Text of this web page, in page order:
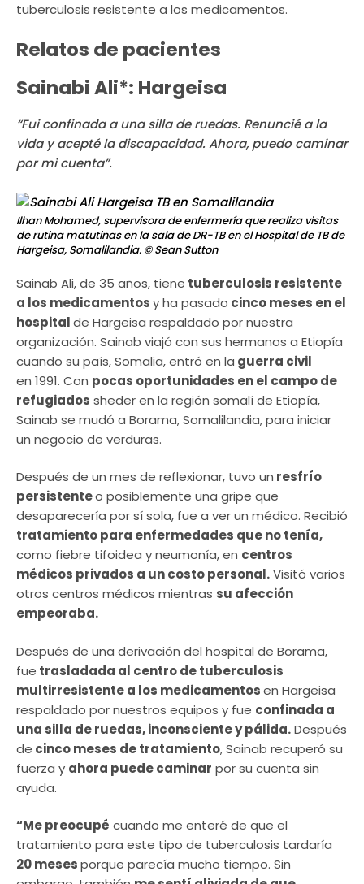
tuberculosis resistente a los medicamentos.
Relatos de pacientes
Sainabi Ali*: Hargeisa
“Fui confinada a una silla de ruedas. Renuncié a la
vida y acepté la discapacidad. Ahora, puedo caminar
por mi cuenta”.
Ilhan Mohamed, supervisora ​​de enfermería que realiza visitas
de rutina matutinas en la sala de DR-TB en el Hospital de TB de
Hargeisa, Somalilandia. © Sean Sutton
Sainab Ali, de 35 años, tiene tuberculosis resistente
a los medicamentosy ha pasado cinco meses en el
hospitalde Hargeisa respaldado por nuestra
organización. Sainab viajó con sus hermanos a Etiopía
cuando su país, Somalia, entró en la guerra civil
en 1991. Con pocas oportunidades en el campo de
refugiados sheder en la región somalí de Etiopía,
Sainab se mudó a Borama, Somalilandia, para iniciar
un negocio de verduras.
Después de un mes de reflexionar, tuvo un resfrío
persistenteo posiblemente una gripe que
desaparecería por sí sola, fue a ver un médico. Recibió
tratamiento para enfermedades que no tenía,
como fiebre tifoidea y neumonía, en centros
médicos privados a un costo personal.Visitó varios
otros centros médicos mientras su afección
empeoraba.
Después de una derivación del hospital de Borama,
fue trasladada al centro de tuberculosis
multirresistente a los medicamentosen Hargeisa
respaldado por nuestros equipos y fue confinada a
una silla de ruedas, inconsciente y pálida.Después
de cinco meses de tratamiento, Sainab recuperó su
fuerza y ahora puede caminar por su cuenta sin
ayuda.
“Me preocupé cuando me enteré de que el
tratamiento para este tipo de tuberculosis tardaría
20 mesesporque parecía mucho tiempo. Sin